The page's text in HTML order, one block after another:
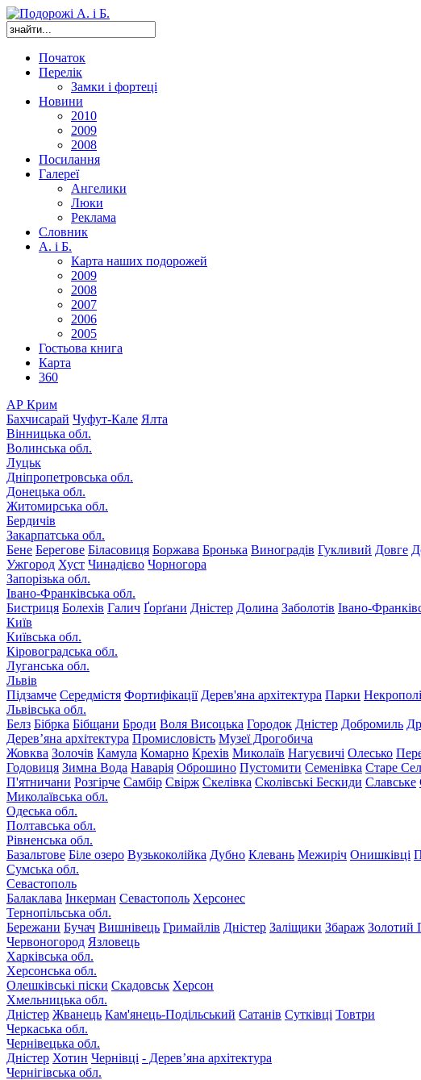
Початок
Перелік
Замки і фортеці
Новини
2010
2009
2008
Посилання
Галереї
Ангелики
Люки
Реклама
Словник
А. і Б.
Карта наших подорожей
2009
2008
2007
2006
2005
Гостьова книга
Карта
360
АР Крим
Бахчисарай Чуфут-Кале Ялта
Вінницька обл.
Волинська обл.
Луцьк
Дніпропетровська обл.
Донецька обл.
Житомирська обл.
Бердичів
Закарпатська обл.
Бене Берегове Біласовиця Боржава Бронька Виноградів Гукливий Довге
Ужгород Хуст Чинадієво Чорногора
Запорізька обл.
Івано-Франківська обл.
Бистриця Болехів Галич Ґорґани Дністер Долина Заболотів Івано-
Київ
Київська обл.
Кіровоградська обл.
Луганська обл.
Львів
Підзамче Середмістя Фортифікації Дерев'яна архітектура Парки Некрополі
Львівська обл.
Белз Бібрка Бібщани Броди Воля Висоцька Городок Дністер Добромиль
Дерев’яна архітектура Промисловість Музеї Дрогобича
Жовква Золочів Камула Комарно Крехів Миколаїв Нагуєвичі Олесько
Годовиця Зимна Вода Наварія Оброшино Пустомити Семенівка Старе
П'ятничани Розгірче Самбір Свірж Скелівка Сколівські Бескиди Славське
Миколаївська обл.
Одеська обл.
Полтавська обл.
Рівненська обл.
Базальтове Біле озеро Вузькоколійка Дубно Клевань Межиріч Онишківці
Сумська обл.
Севастополь
Балаклава Інкерман Севастополь Херсонес
Тернопільська обл.
Бережани Бучач Вишнівець Гримайлів Дністер Заліщики Збараж Золотий
Червоногород Язловець
Харківська обл.
Херсонська обл.
Олешківські піски Скадовськ Херсон
Хмельницька обл.
Дністер Жванець Кам'янець-Подільський Сатанів Сутківці Товтри
Черкаська обл.
Чернівецька обл.
Дністер Хотин Чернівці - Дерев’яна архітектура
Чернігівська обл.